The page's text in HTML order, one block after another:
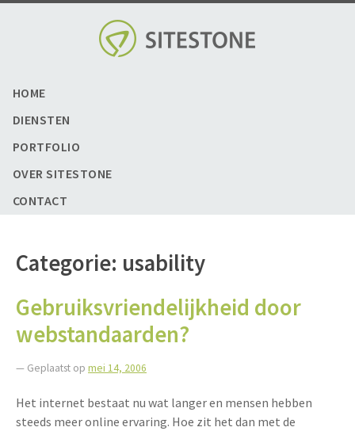
HOME
DIENSTEN
PORTFOLIO
OVER SITESTONE
CONTACT
Categorie: usability
Gebruiksvriendelijkheid door
webstandaarden?
— Geplaatst op mei 14, 2006
Het internet bestaat nu wat langer en mensen hebben
steeds meer online ervaring. Hoe zit het dan met de